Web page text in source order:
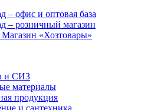
– офис и оптовая база
– розничный магазин
Магазин «Хозтовары»
и СИЗ
материалы
продукция
и сантехника